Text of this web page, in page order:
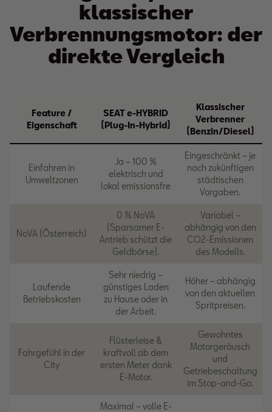
klassischer
Verbrennungsmotor: der
direkte Vergleich
Feature /
Eigenschaft
SEAT e-HYBRID
(Plug-In-Hybrid)
Klassischer
Verbrenner
(Benzin/Diesel)
Einfahren in
Umweltzonen
Ja – 100 %
elektrisch und
lokal emissionsfre
Eingeschränkt – je
nach zukünftigen
städtischen
Vorgaben.
NoVA (Österreich)
0 % NoVA
(Sparsamer E-
Antrieb schützt die
Geldbörse).
Variabel –
abhängig von den
CO2-Emissionen
des Modells.
Laufende
Betriebskosten
Sehr niedrig –
günstiges Laden
zu Hause oder in
der Arbeit.
Höher – abhängig
von den aktuellen
Spritpreisen.
Fahrgefühl in der
City
Flüsterleise &
kraftvoll ab dem
ersten Meter dank
E-Motor.
Gewohntes
Motorgeräusch
und
Getriebeschaltung
im Stop-and-Go.
Maximal – volle E-